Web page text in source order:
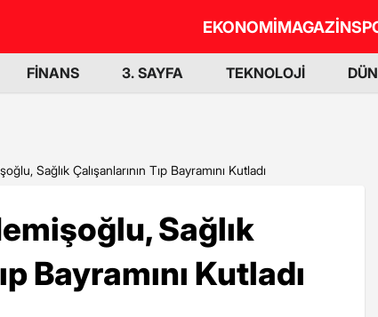
EKONOMİMAGAZİN
FİNANS 3. SAYFA TEKNOLOJİ
Sağlık Çalışanlarının Tıp Bayramını Kutladı
Sağlık
Bayramını Kutladı